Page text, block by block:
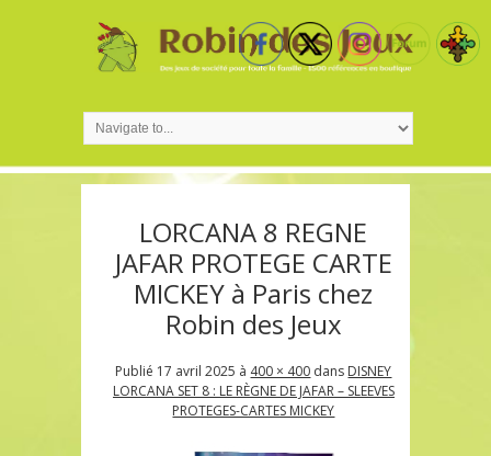
LORCANA 8 REGNE
JAFAR PROTEGE CARTE
MICKEY à Paris chez
Robin des Jeux
Publié 17 avril 2025 à 400 × 400 dans DISNEY
LORCANA SET 8 : LE RÈGNE DE JAFAR – SLEEVES
PROTEGES-CARTES MICKEY